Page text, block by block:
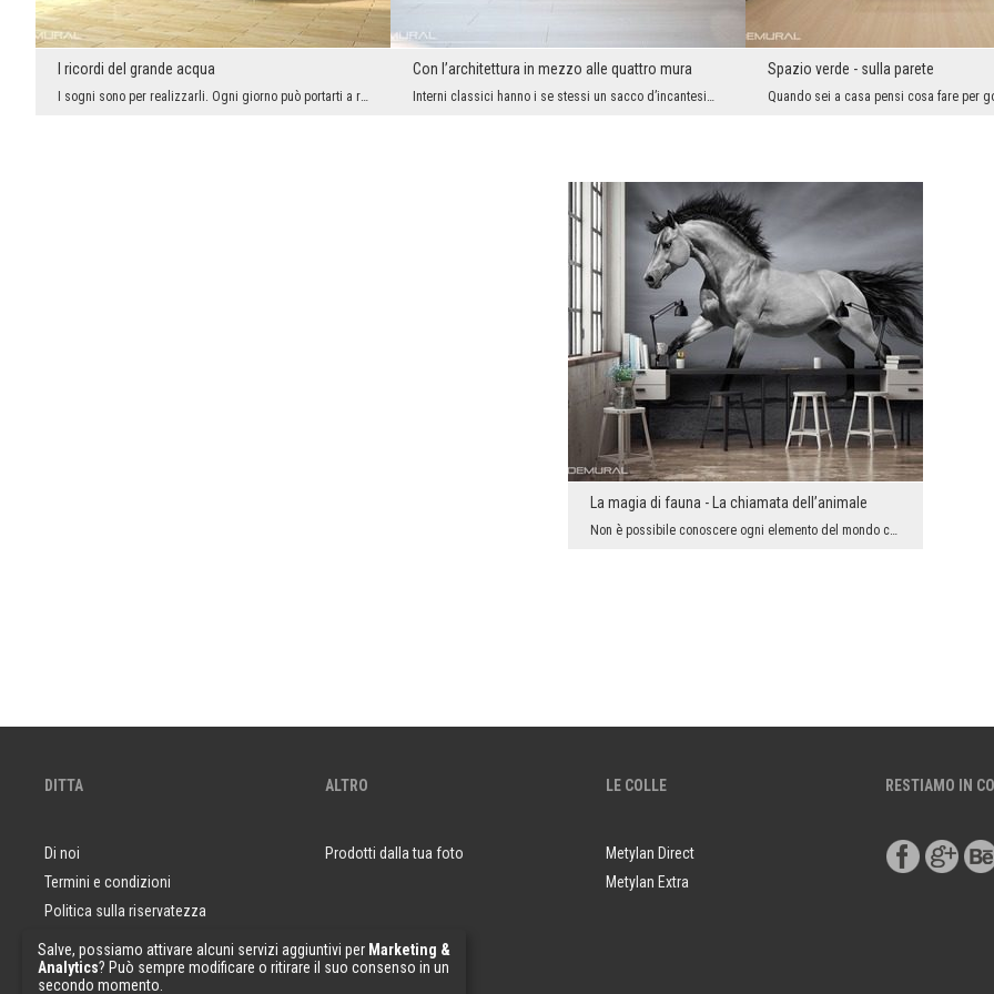
I ricordi del grande acqua
I sogni sono per realizzarli. Ogni giorno può portarti a raggiungere lo scopo prefisso, ma non è ...
Con l’architettura in mezzo alle quattro mura
Interni classici hanno i se stessi un sacco d’incantesimo e di fascino irresistibile. Momenti pas...
Spazio verde - sulla parete
La magia di fauna - La chiamata dell’animale
Non è possibile conoscere ogni elemento del mondo che ci circonda. Ottima prestazione piena di fa...
DITTA
Di noi
Termini e condizioni
Politica sulla riservatezza
Domande e risposte
Campioni di carta da parati
ALTRO
Prodotti dalla tua foto
LE COLLE
Metylan Direct
Metylan Extra
RESTIAMO IN
Salve, possiamo attivare alcuni servizi aggiuntivi per Marketing &
Analytics? Può sempre modificare o ritirare il suo consenso in un
secondo momento.